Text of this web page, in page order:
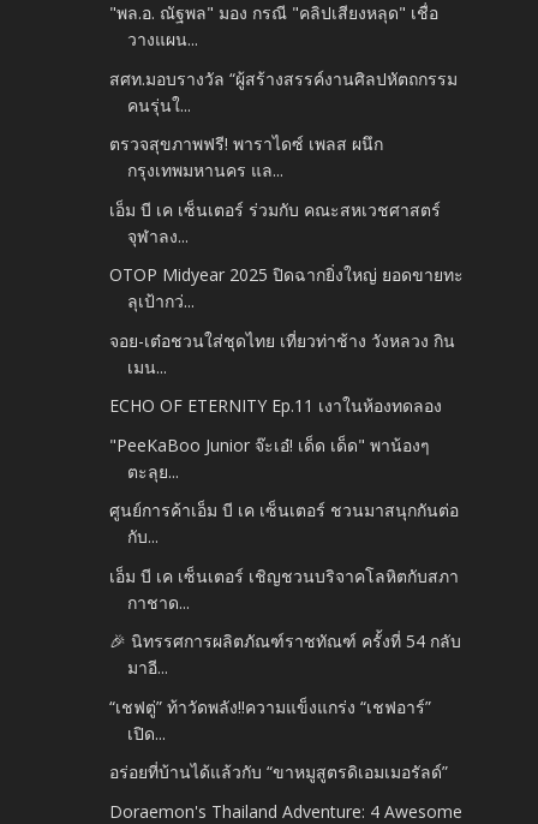
"พล.อ. ณัฐพล" มอง กรณี "คลิปเสียงหลุด" เชื่อ
วางแผน...
สศท.มอบรางวัล “ผู้สร้างสรรค์งานศิลปหัตถกรรม
คนรุ่นใ...
ตรวจสุขภาพฟรี! พาราไดซ์ เพลส ผนึก
กรุงเทพมหานคร แล...
เอ็ม บี เค เซ็นเตอร์ ร่วมกับ คณะสหเวชศาสตร์
จุฬาลง...
OTOP Midyear 2025 ปิดฉากยิ่งใหญ่ ยอดขายทะ
ลุเป้ากว่...
จอย-เต๋อชวนใส่ชุดไทย เที่ยวท่าช้าง วังหลวง กิน
เมน...
ECHO OF ETERNITY Ep.11 เงาในห้องทดลอง
"PeeKaBoo Junior จ๊ะเอ๋! เด็ด เด็ด" พาน้องๆ
ตะลุย...
ศูนย์การค้าเอ็ม บี เค เซ็นเตอร์ ชวนมาสนุกกันต่อ
กับ...
เอ็ม บี เค เซ็นเตอร์ เชิญชวนบริจาคโลหิตกับสภา
กาชาด...
🎉 นิทรรศการผลิตภัณฑ์ราชทัณฑ์ ครั้งที่ 54 กลับ
มาอี...
“เชฟตู่” ท้าวัดพลัง!!ความแข็งแกร่ง “เชฟอาร์”
เปิด...
อร่อยที่บ้านได้แล้วกับ “ขาหมูสูตรดิเอมเมอรัลด์”
Doraemon's Thailand Adventure: 4 Awesome